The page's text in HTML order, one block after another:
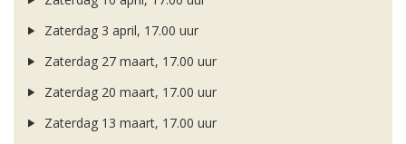
Zaterdag 3 april, 17.00 uur
Zaterdag 27 maart, 17.00 uur
Zaterdag 20 maart, 17.00 uur
Zaterdag 13 maart, 17.00 uur